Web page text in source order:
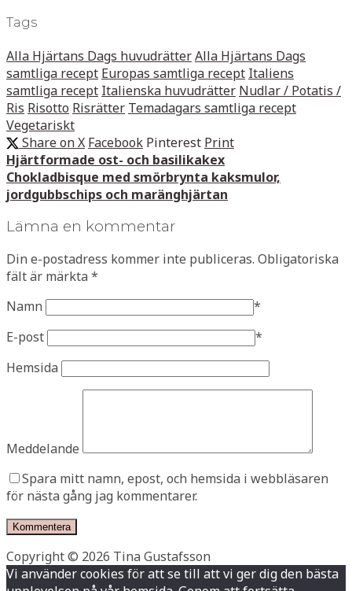
Tags
Alla Hjärtans Dags huvudrätterAlla Hjärtans Dags
samtliga recept Europas samtliga recept Italiens
samtliga recept Italienska huvudrätter Nudlar / Potatis /
Ris Risotto Risrätter Temadagars samtliga recept
Vegetariskt
Share on X Facebook Pinterest Print
Hjärtformade ost- och basilikakex
Chokladbisque med smörbrynta kaksmulor,
jordgubbschips och maränghjärtan
Lämna en kommentar
Din e-postadress kommer inte publiceras. Obligatoriska
fält är märkta *
Namn
*
E-post
*
Hemsida
Meddelande
Spara mitt namn, epost, och hemsida i webbläsaren
för nästa gång jag kommentarer.
Copyright © 2026 Tina Gustafsson
Vi använder cookies för att se till att vi ger dig den bästa